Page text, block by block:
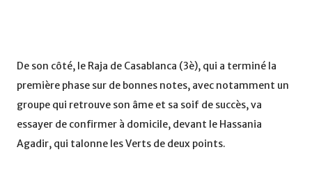
De son côté, le Raja de Casablanca (3è), qui a terminé la
première phase sur de bonnes notes, avec notamment un
groupe qui retrouve son âme et sa soif de succès, va
essayer de confirmer à domicile, devant le Hassania
Agadir, qui talonne les Verts de deux points.